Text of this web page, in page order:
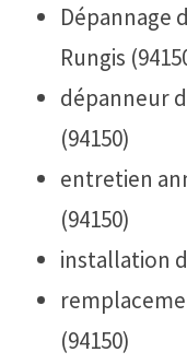
Dépannage
Rungis
dépanneur
(94150)
entretien
(94150)
installation
(94150)